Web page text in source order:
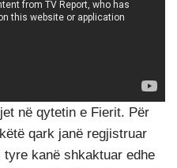
në qytetin e Fierit. Për
qark janë regjistruar
kanë shkaktuar edhe